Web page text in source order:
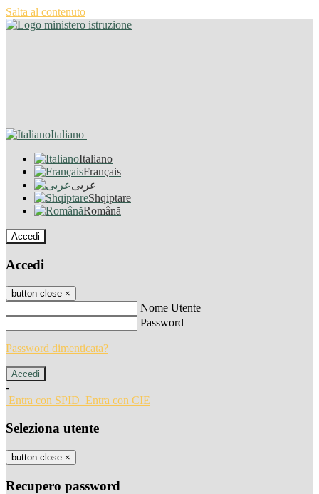
Salta al contenuto
Italiano
Italiano
Français
عربى
Shqiptare
Română
Accedi
Accedi
button close ×
Nome Utente
Password
Password dimenticata?
-
Entra con SPID Entra con CIE
Seleziona utente
button close ×
Recupero password